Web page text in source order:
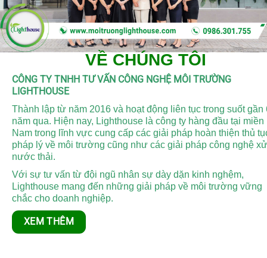
VỀ CHÚNG TÔI
CÔNG TY TNHH TƯ VẤN CÔNG NGHỆ MÔI TRƯỜNG
LIGHTHOUSE
Thành lập từ năm 2016 và hoạt động liên tục trong suốt gần
năm qua. Hiện nay, Lighthouse là công ty hàng đầu tại miền
Nam trong lĩnh vực cung cấp các giải pháp hoàn thiện thủ
pháp lý về môi trường cũng như các giải pháp công nghệ
nước thải.
Với sự tư vấn từ đội ngũ nhân sự dày dặn kinh nghệm,
Lighthouse mang đến những giải pháp về môi trường vững
chắc cho doanh nghiệp.
XEM THÊM